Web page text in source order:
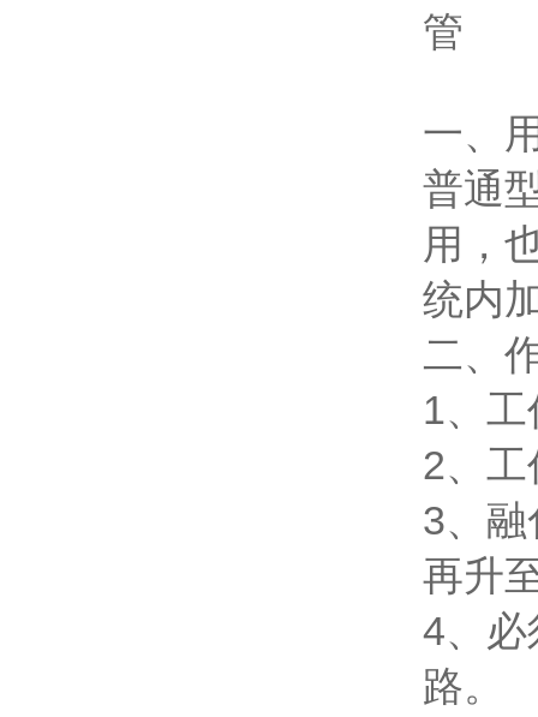
管
一、
普通
用，
统内
二、
1、
2、
3、
再升
4、必
路。